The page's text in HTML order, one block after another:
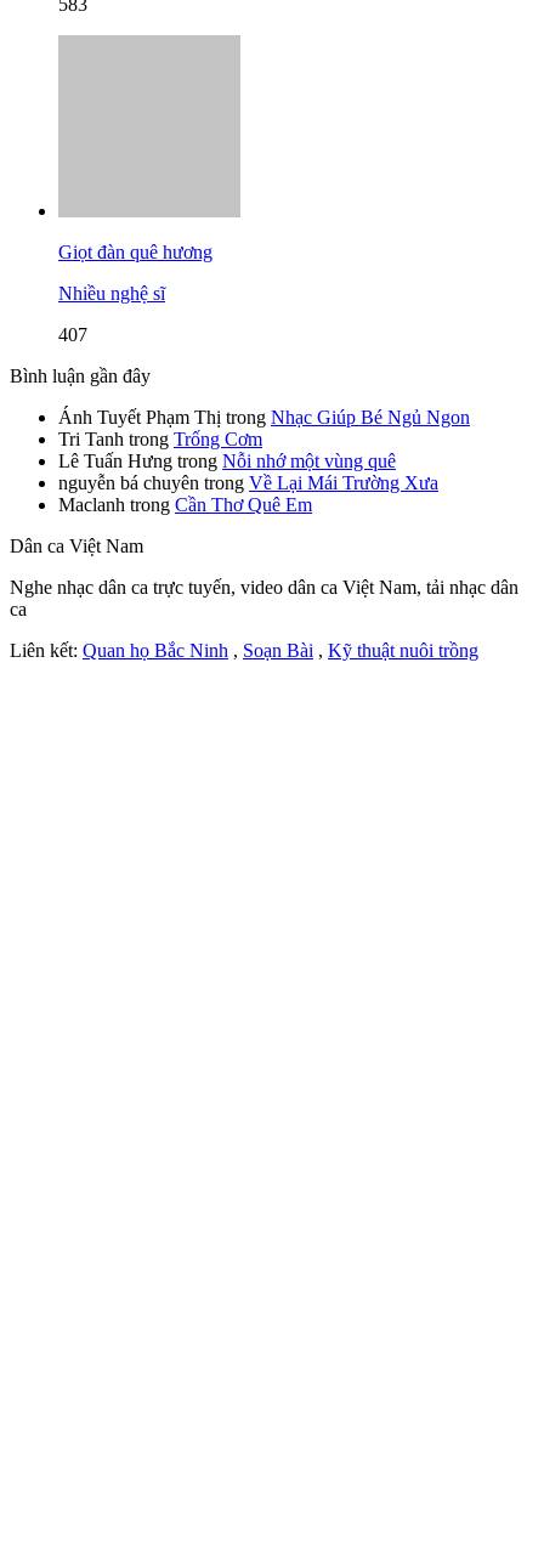
583
Giọt đàn quê hương
Nhiều nghệ sĩ
407
Bình luận gần đây
Ánh Tuyết Phạm Thị trong Nhạc Giúp Bé Ngủ Ngon
Tri Tanh trong Trống Cơm
Lê Tuấn Hưng trong Nỗi nhớ một vùng quê
nguyễn bá chuyên trong Về Lại Mái Trường Xưa
Maclanh trong Cần Thơ Quê Em
Dân ca Việt Nam
Nghe nhạc dân ca trực tuyến, video dân ca Việt Nam, tải nhạc dân
ca
Liên kết: Quan họ Bắc Ninh , Soạn Bài , Kỹ thuật nuôi trồng